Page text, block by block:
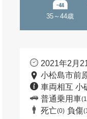
35～44歳
2021年2月
小松島市前
車両相互 小
普通乗用車
死亡(0) 負傷